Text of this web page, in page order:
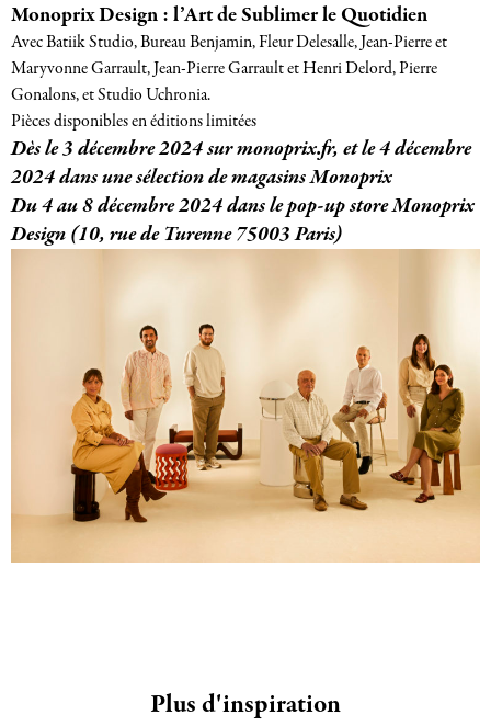
Monoprix Design : l’Art de Sublimer le Quotidien
Avec Batiik Studio, Bureau Benjamin, Fleur Delesalle, Jean-Pierre et
Maryvonne Garrault, Jean-Pierre Garrault et Henri Delord, Pierre
Gonalons, et Studio Uchronia.
Pièces disponibles en éditions limitées
Dès le 3 décembre 2024 sur monoprix.fr, et le 4 décembre
2024 dans une sélection de magasins Monoprix
Du 4 au 8 décembre 2024 dans le pop-up store Monoprix
Design (10, rue de Turenne 75003 Paris)
Plus d'inspiration